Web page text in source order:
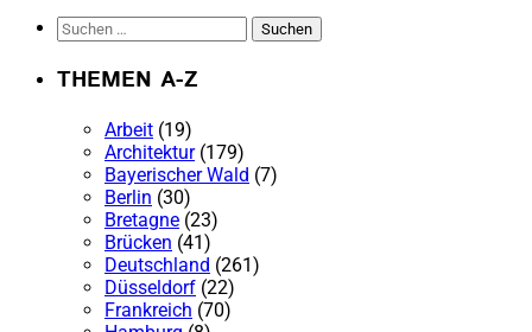
Suchen
THEMEN A-Z
Arbeit (19)
Architektur(179)
Bayerischer Wald (7)
Berlin (30)
Bretagne (23)
Brücken (41)
Deutschland (261)
Düsseldorf (22)
Frankreich (70)